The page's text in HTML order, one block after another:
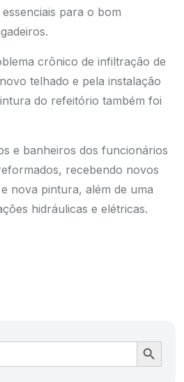
para o bom
crônico de infiltração de
telhado e pela instalação
do refeitório também foi
e banheiros dos funcionários
recebendo novos
nova pintura, além de uma
hidráulicas e elétricas.
Ir